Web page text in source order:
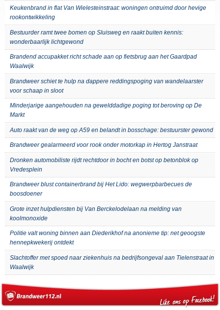
Keukenbrand in flat Van Wielesteinstraat: woningen ontruimd door hevige
rookontwikkeling
Bestuurder ramt twee bomen op Sluisweg en raakt buiten kennis:
wonderbaarlijk lichtgewond
Brandend accupakket richt schade aan op fietsbrug aan het Gaardpad
Waalwijk
Brandweer schiet te hulp na dappere reddingspoging van wandelaarster
voor schaap in sloot
Minderjarige aangehouden na gewelddadige poging tot beroving op De
Markt
Auto raakt van de weg op A59 en belandt in bosschage: bestuurster gewond
Brandweer gealarmeerd voor rook onder motorkap in Hertog Janstraat
Dronken automobiliste rijdt rechtdoor in bocht en botst op betonblok op
Vredesplein
Brandweer blust containerbrand bij Het Lido: wegwerpbarbecues de
boosdoener
Grote inzet hulpdiensten bij Van Berckelodelaan na melding van
koolmonoxide
Politie valt woning binnen aan Diederikhof na anonieme tip: net geoogste
hennepkwekerij ontdekt
Slachtoffer met spoed naar ziekenhuis na bedrijfsongeval aan Tielenstraat in
Waalwijk